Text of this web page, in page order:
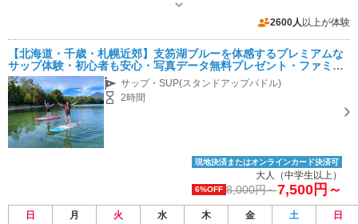
2600人 以上が体験
【北海道・千歳・札幌近郊】支笏湖ブルーを体感するプレミアムな
サップ体験・初心者も安心・写真データ無料プレゼント・ファミリ
ーやカップルにもおススメ♪サップ・SUP(スタンドアップパドル)
2時間
現地決済またはオンラインカード決済可
大人（中学生以上）
6%OFF 8,000円～7,500円～
日 月 火 水 木 金 土
日